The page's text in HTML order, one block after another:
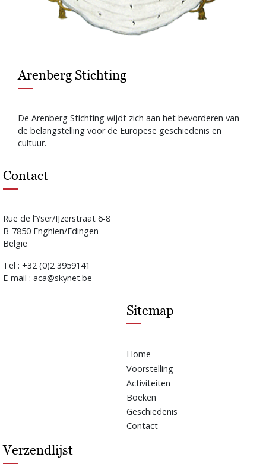
Arenberg Stichting
De Arenberg Stichting wijdt zich aan het bevorderen van
de belangstelling voor de Europese geschiedenis en
cultuur.
Contact
Rue de l’Yser/IJzerstraat 6-8
B-7850 Enghien/Edingen
België
Tel : +32 (0)2 3959141
E-mail : aca@skynet.be
Sitemap
Home
Voorstelling
Activiteiten
Boeken
Geschiedenis
Contact
Verzendlijst